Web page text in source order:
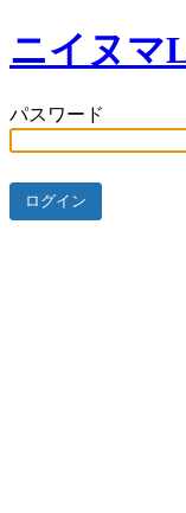
ニイヌマ
パスワード